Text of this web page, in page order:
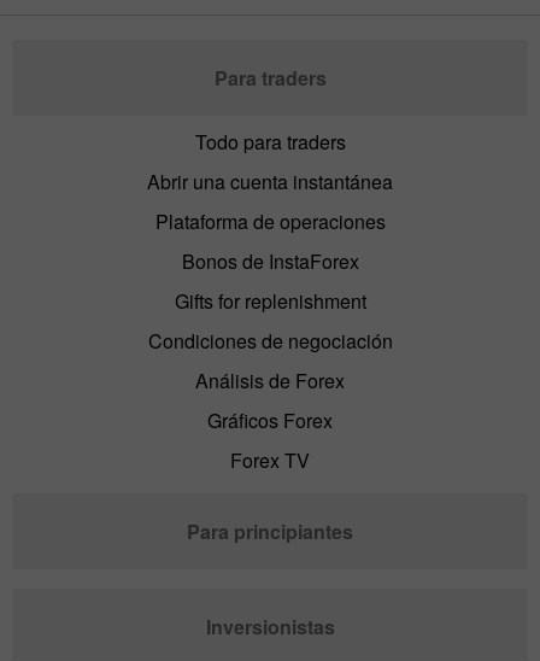
Para traders
Todo para traders
Abrir una cuenta instantánea
Plataforma de operaciones
Bonos de InstaForex
Gifts for replenishment
Condiciones de negociación
Análisis de Forex
Gráficos Forex
Forex TV
Para principiantes
Inversionistas